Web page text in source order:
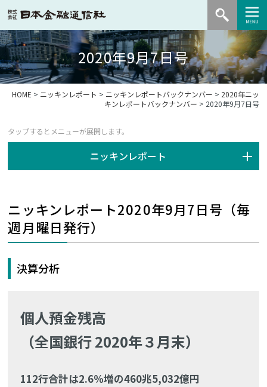
2020年9月7日号
HOME > ニッキンレポート > ニッキンレポートバックナンバー > 2020年ニッ
キンレポートバックナンバー > 2020年9月7日号
ニッキンレポート
ニッキンレポート2020年9月7日号（毎
週月曜日発行）
決算分析
個人預金残高
（全国銀行 2020年３月末）
112行合計は2.6％増の460兆5,032億円